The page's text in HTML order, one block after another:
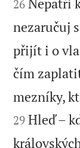
26
nezaručuj
přijít i o
čím
mezníky,
29 Hleď –